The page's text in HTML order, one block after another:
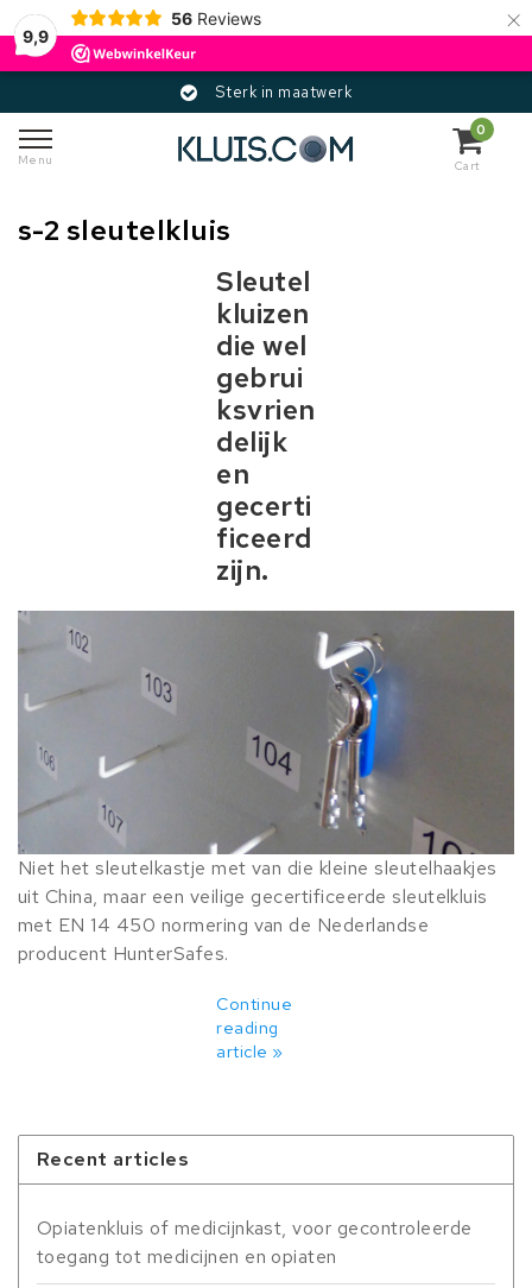
9,9
56 Reviews ×
Sterk in maatwerk
Menu
0
Cart
s-2 sleutelkluis
Sleutel
kluizen
die wel
gebrui
ksvrien
delijk
en
gecerti
ficeerd
zijn.
Niet het sleutelkastje met van die kleine sleutelhaakjes
uit China, maar een veilige gecertificeerde sleutelkluis
met EN 14 450 normering van de Nederlandse
producent HunterSafes.
Continue
reading
article »
Recent articles
Opiatenkluis of medicijnkast, voor gecontroleerde
toegang tot medicijnen en opiaten